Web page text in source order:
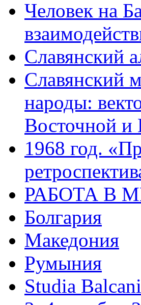
Человек на
Славянский
Славянский
народы:
Восточной
1968 год.
РАБОТА В
Болгария
Македония
Румыния
Studia